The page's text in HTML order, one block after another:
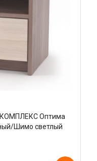
Оптима
Шимо светлый